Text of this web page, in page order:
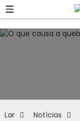
Lar Notícias